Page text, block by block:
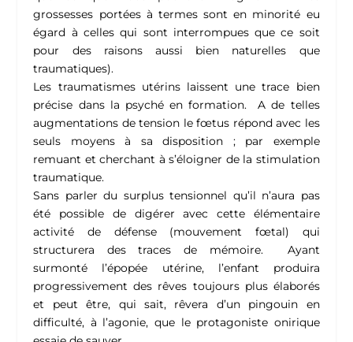
grossesses portées à termes sont en minorité eu
égard à celles qui sont interrompues que ce soit
pour des raisons aussi bien naturelles que
traumatiques).
Les traumatismes utérins laissent une trace bien
précise dans la psyché en formation. A de telles
augmentations de tension le fœtus répond avec les
seuls moyens à sa disposition ; par exemple
remuant et cherchant à s’éloigner de la stimulation
traumatique.
Sans parler du surplus tensionnel qu’il n’aura pas
été possible de digérer avec cette élémentaire
activité de défense (mouvement fœtal) qui
structurera des traces de mémoire. Ayant
surmonté l’épopée utérine, l’enfant produira
progressivement des rêves toujours plus élaborés
et peut être, qui sait, rêvera d’un pingouin en
difficulté, à l’agonie, que le protagoniste onirique